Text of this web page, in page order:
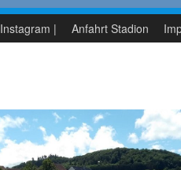
Instagram | Anfahrt Stadion